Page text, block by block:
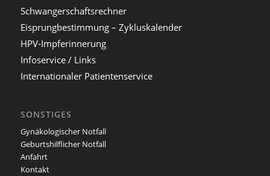
Schwangerschaftsrechner
Eisprungbestimmung – Zykluskalender
HPV-Impferinnerung
Infoservice / Links
Internationaler Patientenservice
SONSTIGES
Gynäkologischer Notfall
Geburtshilflicher Notfall
Anfahrt
Kontakt